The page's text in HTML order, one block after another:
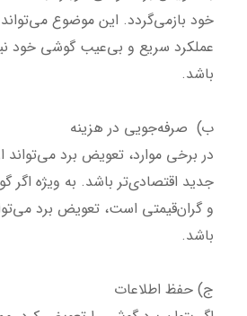
خود بازمی‌گردد. این موضوع می‌تواند
عملکرد سریع و بی‌عیب گوشی خود
باشد.
ب) صرفه‌جویی در هزینه
در برخی موارد، تعویض برد
جدید اقتصادی‌تر باشد. به ویژه
و گران‌قیمتی است، تعویض برد
باشد.
ج) حفظ اطلاعات